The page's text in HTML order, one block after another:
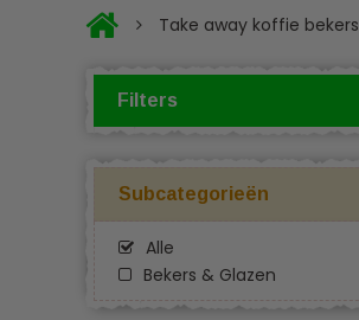
Take away koffie bekers
Filters
Subcategorieën
Alle
Bekers & Glazen